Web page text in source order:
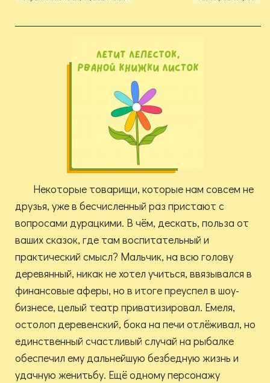
Некоторые товарищи, которые нам совсем не
друзья, уже в бесчисленный раз пристают с
вопросами дурацкими. В чём, дескать, польза от
ваших сказок, где там воспитательный и
практический смысл? Мальчик, на всю голову
деревянный, никак не хотел учиться, ввязывался в
финансовые аферы, но в итоге преуспел в шоу-
бизнесе, целый театр приватизировал. Емеля,
остолоп деревенский, бока на печи отлёживал, но
единственный счастливый случай на рыбалке
обеспечил ему дальнейшую безбедную жизнь и
удачную женитьбу. Ещё одному персонажу